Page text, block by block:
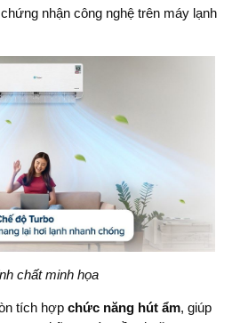
nhận công nghệ trên máy lạnh
chất minh họa
tích hợp chức năng hút ẩm, giúp